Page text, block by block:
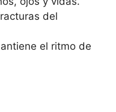
del
el ritmo de